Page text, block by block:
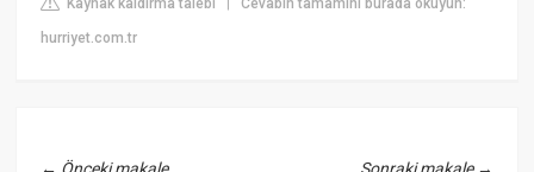
|
hurriyet.com.tr
← Önceki makale Sonraki makale→